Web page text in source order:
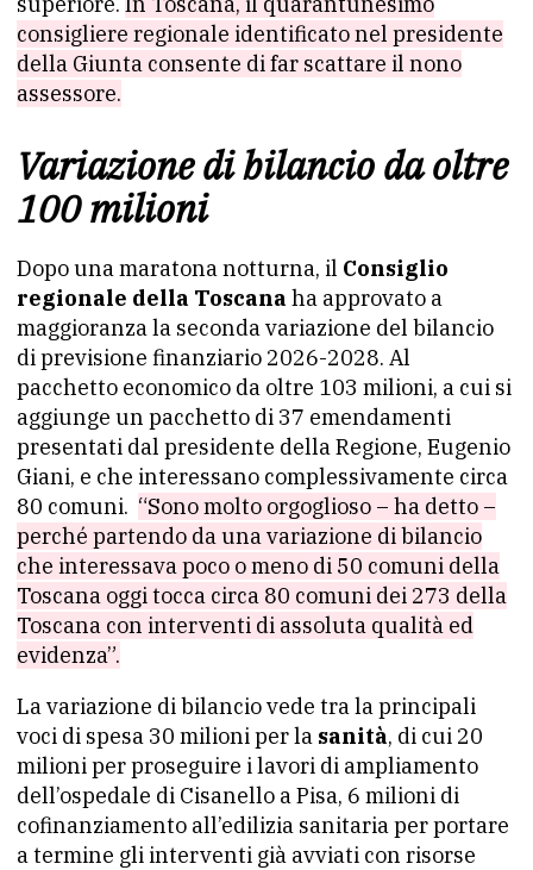
consigliere regionale identificato nel presidente
della Giunta consente di far scattare il nono
assessore.
Variazione di bilancio da oltre
100 milioni
Dopo una maratona notturna, il Consiglio
regionale della Toscana ha approvato a
maggioranza la seconda variazione del bilancio
di previsione finanziario 2026-2028. Al
pacchetto economico da oltre 103 milioni, a cui si
aggiunge un pacchetto di 37 emendamenti
presentati dal presidente della Regione, Eugenio
Giani, e che interessano complessivamente circa
80 comuni. “Sono molto orgoglioso – ha detto –
perché partendo da una variazione di bilancio
che interessava poco o meno di 50 comuni della
Toscana oggi tocca circa 80 comuni dei 273 della
Toscana con interventi di assoluta qualità ed
evidenza”.
La variazione di bilancio vede tra la principali
voci di spesa 30 milioni per la sanità, di cui 20
milioni per proseguire i lavori di ampliamento
dell’ospedale di Cisanello a Pisa, 6 milioni di
cofinanziamento all’edilizia sanitaria per portare
a termine gli interventi già avviati con risorse